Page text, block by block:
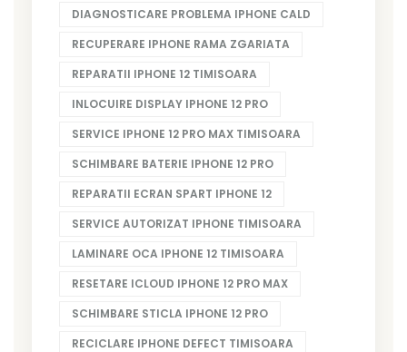
DIAGNOSTICARE PROBLEMA IPHONE CALD
RECUPERARE IPHONE RAMA ZGARIATA
REPARATII IPHONE 12 TIMISOARA
INLOCUIRE DISPLAY IPHONE 12 PRO
SERVICE IPHONE 12 PRO MAX TIMISOARA
SCHIMBARE BATERIE IPHONE 12 PRO
REPARATII ECRAN SPART IPHONE 12
SERVICE AUTORIZAT IPHONE TIMISOARA
LAMINARE OCA IPHONE 12 TIMISOARA
RESETARE ICLOUD IPHONE 12 PRO MAX
SCHIMBARE STICLA IPHONE 12 PRO
RECICLARE IPHONE DEFECT TIMISOARA